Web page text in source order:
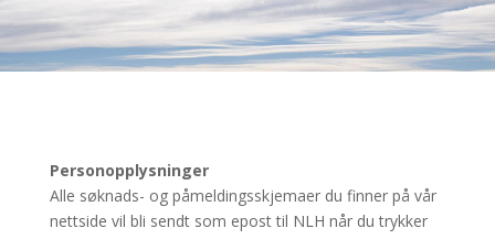
Personopplysninger
Alle søknads- og påmeldingsskjemaer du finner på vår
nettside vil bli sendt som epost til NLH når du trykker